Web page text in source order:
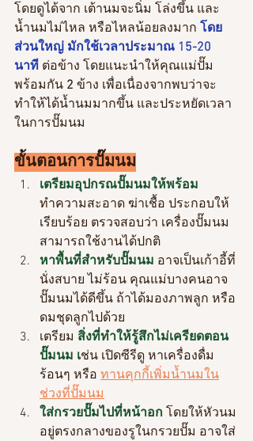
โดยดูได้จาก เต้านมจะนิ่ม โล่งขึ้น และ
น้ำนมไม่ไหล หรือไหลน้อยลงมาก โดย
ส่วนใหญ่ มักใช้เวลาประมาณ 15-20
นาที ต่อข้าง โดยแนะนำให้คุณแม่ปั๊ม
พร้อมกัน 2 ข้าง เพื่อเนื่องจากพบว่าจะ
ทำให้ได้น้ำนมมากขึ้น และประหยัดเวลา
ในการปั๊มนม
ขั้นตอนการปั๊มนม
เตรียมอุปกรณปั๊มนมให้พร้อม
ทำความสะอาด ฆ่าเชื้อ ประกอบให้
เรียบร้อย ตรวจสอบว่า เครื่องปั๊มนม
สามารถใช้งานได้ปกติ
หาพื้นที่สำหรับปั๊มนม อาจเป็นเก้าอี้ที่
นั่งสบาย ไม่ร้อน คุณแม่บางคนอาจ
ปั๊มนมได้ดีขึ้น ถ้าได้มองภาพลูก หรือ
ดมชุดลูกไปด้วย
เตรียม สิ่งที่ทำให้รู้สึกไม่เครียดตอน
ปั๊มนม เช่น เปิดซีรีดู หาเครื่องดื่ม
ร้อนๆ หรือ ทานคุกกี้เพิ่มน้ำนมใน
ช่วงที่ปั๊มนม
ใส่กรวยปั๊มไปที่หน้าอก โดยให้หัวนม
อยู่ตรงกลางของรูในกรวยปั๊ม อาจใส่